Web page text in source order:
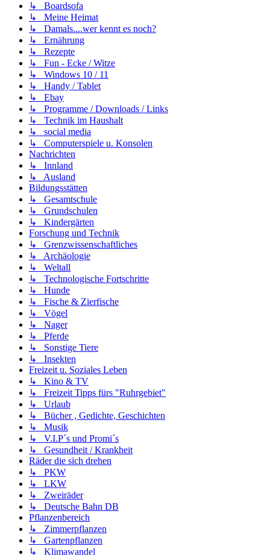
↳ Boardsofa
↳ Meine Heimat
↳ Damals....wer kennt es noch?
↳ Ernährung
↳ Rezepte
↳ Fun - Ecke / Witze
↳ Windows 10 / 11
↳ Handy / Tablet
↳ Ebay
↳ Programme / Downloads / Links
↳ Technik im Haushalt
↳ social media
↳ Computerspiele u. Konsolen
Nachrichten
↳ Innland
↳ Ausland
Bildungsstätten
↳ Gesamtschule
↳ Grundschulen
↳ Kindergärten
Forschung und Technik
↳ Grenzwissenschaftliches
↳ Archäologie
↳ Weltall
↳ Technologische Fortschritte
↳ Hunde
↳ Fische & Zierfische
↳ Vögel
↳ Nager
↳ Pferde
↳ Sonstige Tiere
↳ Insekten
Freizeit u. Soziales Leben
↳ Kino & TV
↳ Freizeit Tipps fürs "Ruhrgebiet"
↳ Urlaub
↳ Bücher , Gedichte, Geschichten
↳ Musik
↳ V.I.P´s und Promi´s
↳ Gesundheit / Krankheit
Räder die sich drehen
↳ PKW
↳ LKW
↳ Zweiräder
↳ Deutsche Bahn DB
Pflanzenbereich
↳ Zimmerpflanzen
↳ Gartenpflanzen
↳ Klimawandel